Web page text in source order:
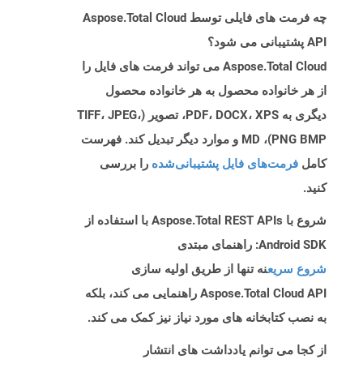
چه فرمت های فایلی توسط Aspose.Total Cloud
API پشتیبانی می شود؟
Aspose.Total Cloud می تواند فرمت های فایل را
از هر خانواده محصول به هر خانواده محصول
دیگری به PDF، DOCX، XPS، تصویر (TIFF، JPEG،
PNG BMP)، MD و موارد دیگر تبدیل کند. فهرست
کامل فرمت‌های فایل پشتیبانی‌شده را بررسی
کنید.
شروع با Aspose.Total REST APIs با استفاده از
Android SDK: راهنمای مبتدی
شروع سریعنه تنها از طریق اولیه سازی
Aspose.Total Cloud API راهنمایی می کند، بلکه
به نصب کتابخانه های مورد نیاز نیز کمک می کند.
از کجا می توانم یادداشت های انتشار